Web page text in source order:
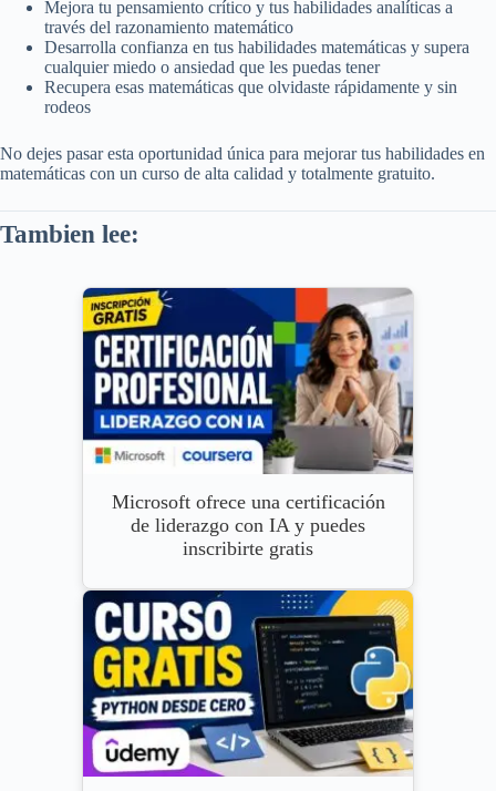
Mejora tu pensamiento crítico y tus habilidades analíticas a
través del razonamiento matemático
Desarrolla confianza en tus habilidades matemáticas y supera
cualquier miedo o ansiedad que les puedas tener
Recupera esas matemáticas que olvidaste rápidamente y sin
rodeos
No dejes pasar esta oportunidad única para mejorar tus habilidades en
matemáticas con un curso de alta calidad y totalmente gratuito.
Tambien lee:
Microsoft ofrece una certificación
de liderazgo con IA y puedes
inscribirte gratis